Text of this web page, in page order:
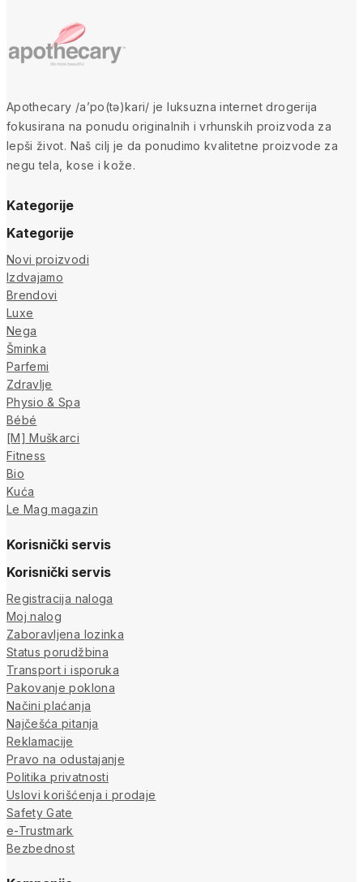
Apothecary /a’po(tə)kari/ je luksuzna internet drogerija
fokusirana na ponudu originalnih i vrhunskih proizvoda za
lepši život. Naš cilj je da ponudimo kvalitetne proizvode za
negu tela, kose i kože.
Kategorije
Kategorije
Novi proizvodi
Izdvajamo
Brendovi
Luxe
Nega
Šminka
Parfemi
Zdravlje
Physio & Spa
Bébé
[M] Muškarci
Fitness
Bio
Kuća
Le Mag magazin
Korisnički servis
Korisnički servis
Registracija naloga
Moj nalog
Zaboravljena lozinka
Status porudžbina
Transport i isporuka
Pakovanje poklona
Načini plaćanja
Najčešća pitanja
Reklamacije
Pravo na odustajanje
Politika privatnosti
Uslovi korišćenja i prodaje
Safety Gate
e-Trustmark
Bezbednost